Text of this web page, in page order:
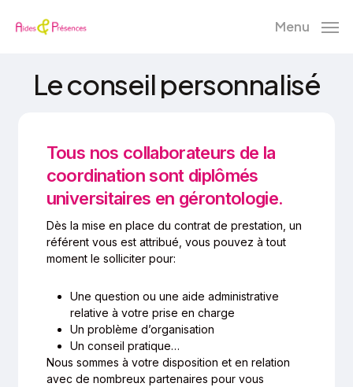
content
Menu
Le conseil personnalisé
Tous nos collaborateurs de la
coordination sont diplômés
universitaires en gérontologie.
Dès la mise en place du contrat de prestation, un
référent vous est attribué, vous pouvez à tout
moment le solliciter pour:
Une question ou une aide administrative
relative à votre prise en charge
Un problème d’organisation
Un conseil pratique…
Nous sommes à votre disposition et en relation
avec de nombreux partenaires pour vous